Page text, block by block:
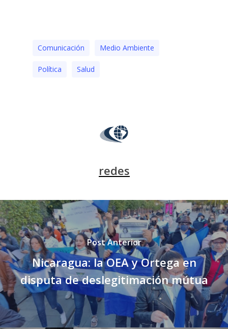
Comunicación Medio Ambiente
Polí­tica Salud
redes
Post Anterior
Nicaragua: la OEA y Ortega en
disputa de deslegitimación mútua